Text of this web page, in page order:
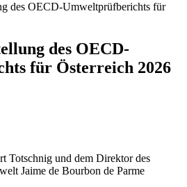
des OECD-Umweltprüfberichts für
des OECD-
für Österreich 2026
Totschnig und dem Direktor des
Jaime de Bourbon de Parme